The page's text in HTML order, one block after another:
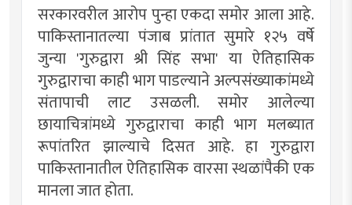
सरकारवरील आरोप पुन्हा एकदा समोर आला आहे.
पाकिस्तानातल्या पंजाब प्रांतात सुमारे १२५ वर्षे
जुन्या 'गुरुद्वारा श्री सिंह सभा' या ऐतिहासिक
गुरुद्वाराचा काही भाग पाडल्याने अल्पसंख्याकांमध्ये
संतापाची लाट उसळली. समोर आलेल्या
छायाचित्रांमध्ये गुरुद्वाराचा काही भाग मलब्यात
रूपांतरित झाल्याचे दिसत आहे. हा गुरुद्वारा
पाकिस्तानातील ऐतिहासिक वारसा स्थळांपैकी एक
मानला जात होता.